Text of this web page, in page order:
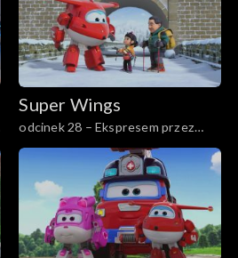
Super Wings
odcinek 28 – Ekspresem przez
wielki mur chiński